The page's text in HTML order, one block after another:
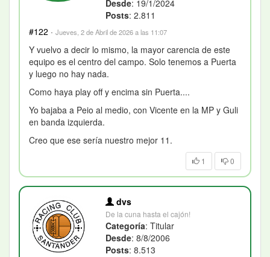
Desde: 19/1/2024
Posts: 2.811
#122 · Jueves, 2 de Abril de 2026 a las 11:07
Y vuelvo a decir lo mismo, la mayor carencia de este
equipo es el centro del campo. Solo tenemos a Puerta
y luego no hay nada.
Como haya play off y encima sin Puerta....
Yo bajaba a Peio al medio, con Vicente en la MP y Guli
en banda izquierda.
Creo que ese sería nuestro mejor 11.
1 0
dvs
De la cuna hasta el cajón!
Categoría: Titular
Desde: 8/8/2006
Posts: 8.513